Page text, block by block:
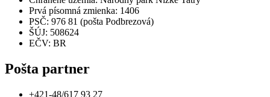
Prvá písomná zmienka: 1406
PSČ: 976 81 (pošta Podbrezová)
ŠÚJ: 508624
EČV: BR
Pošta partner
+421-48/617 93 27